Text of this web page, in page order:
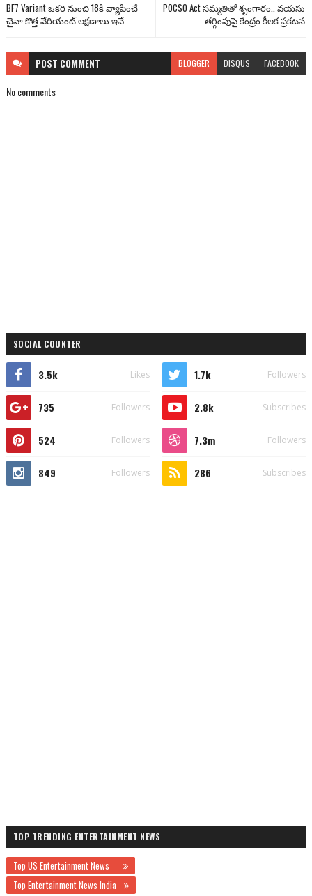
POCSO Act సమ్మతితో శృంగారం.. వయసు
తగ్గింపుపై కేంద్రం కీలక ప్రకటన
BF7 Variant ఒకరి నుంచి 18కి వ్యాపించే
చైనా కొత్త వేరియంట్ లక్షణాలు ఇవే
POST COMMENT BLOGGER DISQUS FACEBOOK
No comments
SOCIAL COUNTER
3.5k Likes 1.7k Followers
735 Followers 2.8k Subscribes
524 Followers 7.3m Followers
849 Followers 286 Subscribes
TOP TRENDING ENTERTAINMENT NEWS
Top US Entertainment News
Top Entertainment News India